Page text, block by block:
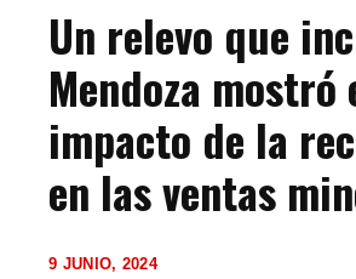
Un relevo que
Mendoza mostró
impacto de la
en las ventas
9 JUNIO, 2024